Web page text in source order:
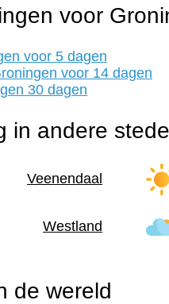
voor
voor 5 dagen
voor 14 dagen
30 dagen
in andere
Veenendaal
Westland
de wereld